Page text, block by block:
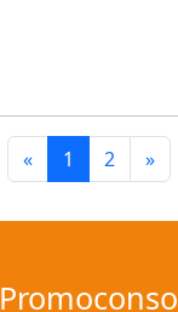
« 1 2 »
Promoconso